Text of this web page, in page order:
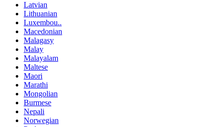
Latvian
Lithuanian
Luxembou..
Macedonian
Malagasy
Malay
Malayalam
Maltese
Maori
Marathi
Mongolian
Burmese
Nepali
Norwegian